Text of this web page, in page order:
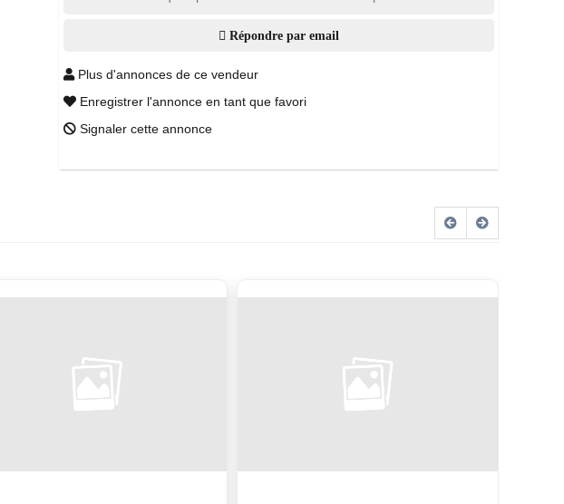
Répondre par email
Plus d'annonces de ce vendeur
Enregistrer l'annonce en tant que favori
Signaler cette annonce